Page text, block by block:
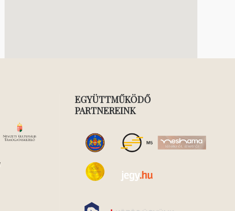
EGYÜTTMŰKÖDŐ
PARTNEREINK